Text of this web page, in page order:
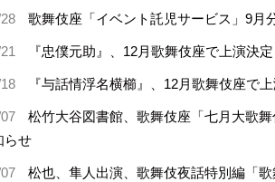
歌舞伎座「イベント託児サービス」9月
『忠僕元助』、12月歌舞伎座で上演決定
『与話情浮名横櫛』、12月歌舞伎座で
松竹大谷図書館、歌舞伎座「七月大歌
らせ
松也、隼人出演、歌舞伎夜話特別編「